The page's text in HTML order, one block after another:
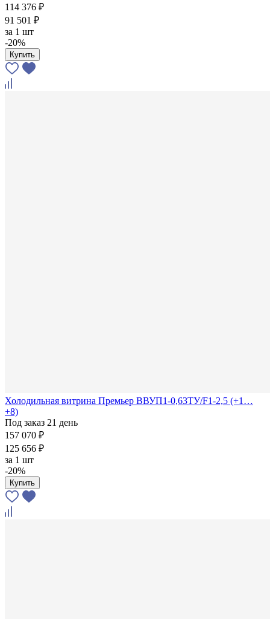
114 376 ₽
91 501 ₽
за 1 шт
-20%
Купить
Холодильная витрина Премьер ВВУП1-0,63ТУ/F1-2,5 (+1…
+8)
Под заказ 21 день
157 070 ₽
125 656 ₽
за 1 шт
-20%
Купить